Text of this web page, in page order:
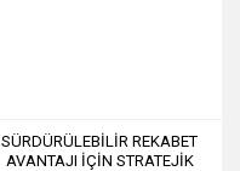
SÜRDÜRÜLEBİLİR REKABET
AVANTAJI İÇİN STRATEJİK